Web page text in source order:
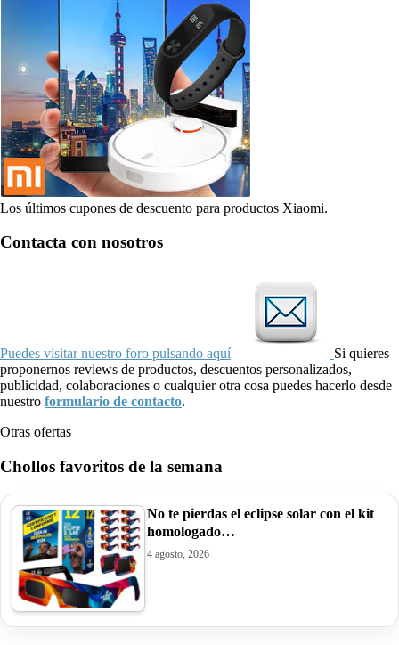
Los últimos cupones de descuento para productos Xiaomi.
Contacta con nosotros
Puedes visitar nuestro foro pulsando aquí
Si quieres
proponernos reviews de productos, descuentos personalizados,
publicidad, colaboraciones o cualquier otra cosa puedes hacerlo desde
nuestro formulario de contacto.
Otras ofertas
Chollos favoritos de la semana
No te pierdas el eclipse solar con el kit
homologado…
4 agosto, 2026